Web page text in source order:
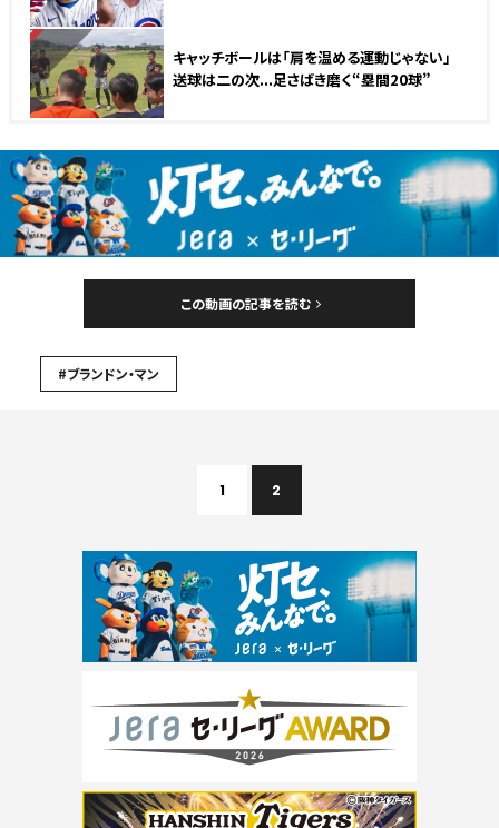
NEW
キャッチボールは「肩を温める運動じゃない」
送球は二の次...足さばき磨く“塁間20球”
この動画の記事を読む
#ブランドン・マン
1 2